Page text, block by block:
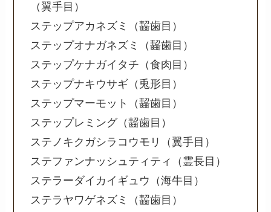
（翼手目）
ステップアカネズミ（齧歯目）
ステップオナガネズミ（齧歯目）
ステップケナガイタチ（食肉目）
ステップナキウサギ（兎形目）
ステップマーモット（齧歯目）
ステップレミング（齧歯目）
ステノキクガシラコウモリ（翼手目）
ステファンナッシュティティ（霊長目）
ステラーダイカイギュウ（海牛目）
ステラヤワゲネズミ（齧歯目）